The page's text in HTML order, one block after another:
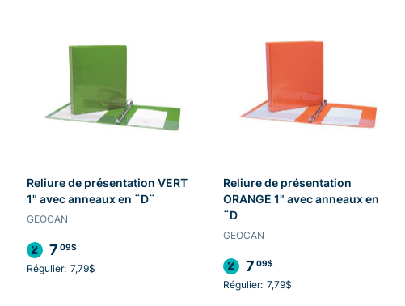
Reliure de présentation VERT
1" avec anneaux en ¨D¨
GEOCAN
7 09$
Régulier: 7,79$
Reliure de présentation
ORANGE 1" avec anneaux en
¨D
GEOCAN
7 09$
Régulier: 7,79$